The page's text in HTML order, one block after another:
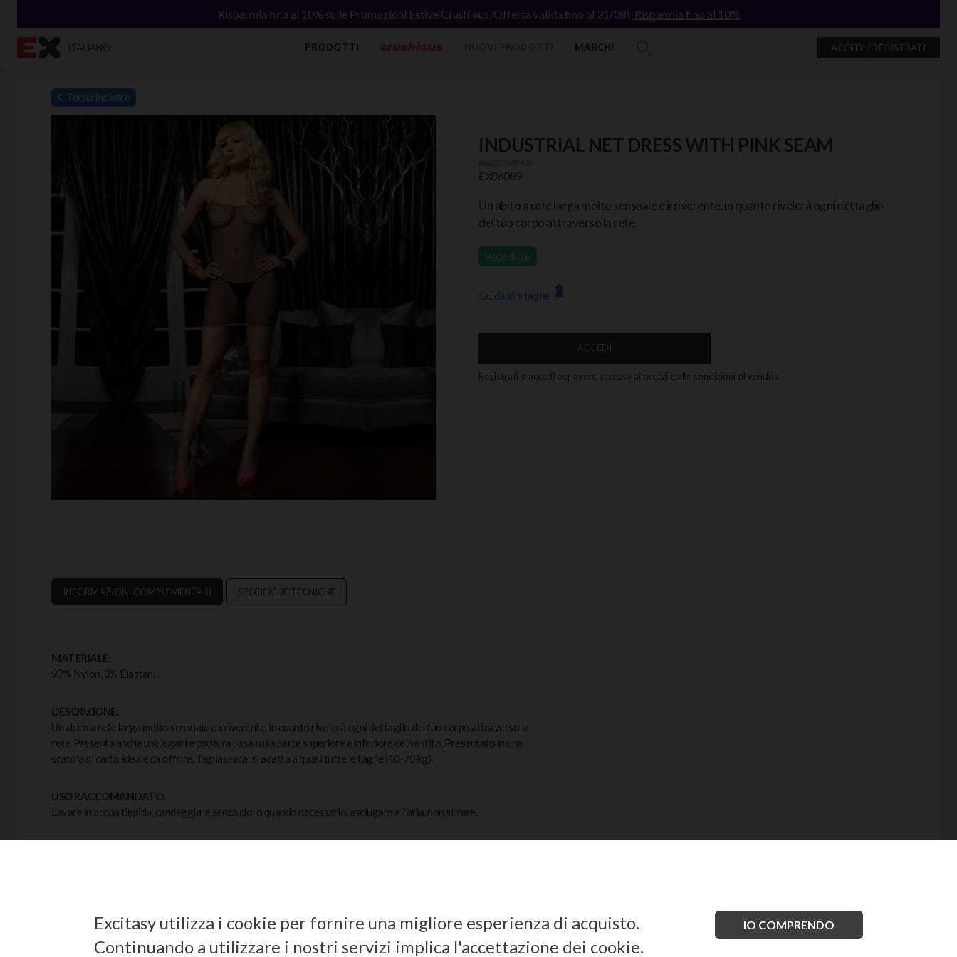
`
Risparmia fino al 10% sulle Promozioni Estive Crushious. Offerta valida fino al 31/08! Risparmia fino al 10%
ITALIANO PRODOTTI NUOVI PRODOTTI MARCHI ACCEDI / REGISTRATI
Torna indietro
INDUSTRIAL NET DRESS WITH PINK SEAM
EX06089
Un abito a rete larga molto sensuale e irriverente, in quanto rivelerà ogni dettaglio
del tuo corpo attraverso la rete.
Vedi di più
Guida alle taglie
ACCEDI
Registrati o accedi per avere accesso ai prezzi e alle condizioni di vendita
INFORMAZIONI COMPLEMENTARI SPECIFICHE TECNICHE
MATERIALE:
97% Nylon, 3% Elastan.
DESCRIZIONE:
Un abito a rete larga molto sensuale e irriverente, in quanto rivelerà ogni dettaglio del tuo corpo attraverso la
rete. Presenta anche un'elegante cucitura rosa sulla parte superiore e inferiore del vestito. Presentato in una
scatola di carta, ideale da offrire. Taglia unica: si adatta a quasi tutte le taglie (40-70 kg).
USO RACCOMANDATO:
Lavare in acqua tiepida, candeggiare senza cloro quando necessario, asciugare all'aria, non stirare.
Excitasy utilizza i cookie per fornire una migliore esperienza di acquisto.
Continuando a utilizzare i nostri servizi implica l'accettazione dei cookie.
IO COMPRENDO